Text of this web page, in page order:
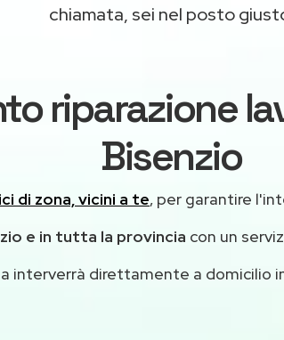
chiamata, sei nel posto
riparazione
Bisenzio
di zona, vicini a te, per garantire
e in tutta la provincia con un
interverrà direttamente a domicilio